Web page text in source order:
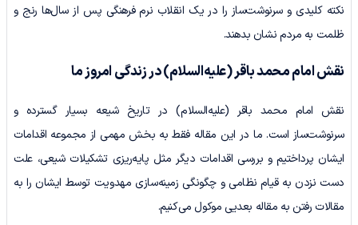
نکته کلیدی و سرنوشت‌ساز را در یک انقلاب نرم فرهنگی پس از سال‌ها رنج و
ظلمت به مردم نشان بدهند.
نقش امام محمد باقر(علیه‌السلام)در زندگی امروز ما
نقش امام محمد باقر (علیه‌السلام) در تاریخ شیعه بسیار گسترده و
سرنوشت‌ساز است. ما در این مقاله فقط به بخش مهمی از مجموعه اقدامات
ایشان پرداختیم و بررسی اقدامات دیگر مثل پایه‌ریزی تشکیلات شیعی، علت
دست نزدن به قیام نظامی و چگونگی زمینه‌سازی مهدویت توسط ایشان را به
مقالات رفتن به مقاله بعدیی موکول می‌کنیم.